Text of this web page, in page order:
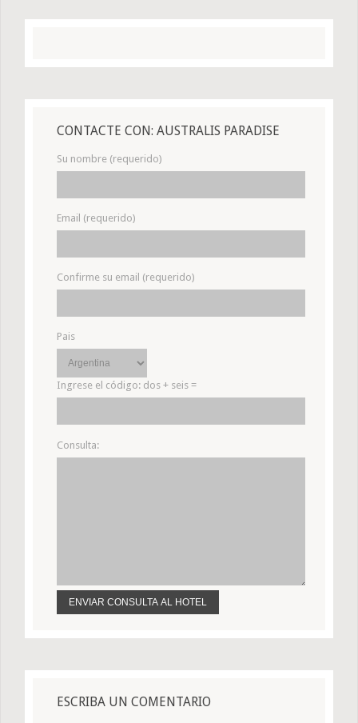
CONTACTE CON: AUSTRALIS PARADISE
Su nombre (requerido)
Email (requerido)
Confirme su email (requerido)
Pais
Ingrese el código: dos + seis =
Consulta:
ESCRIBA UN COMENTARIO